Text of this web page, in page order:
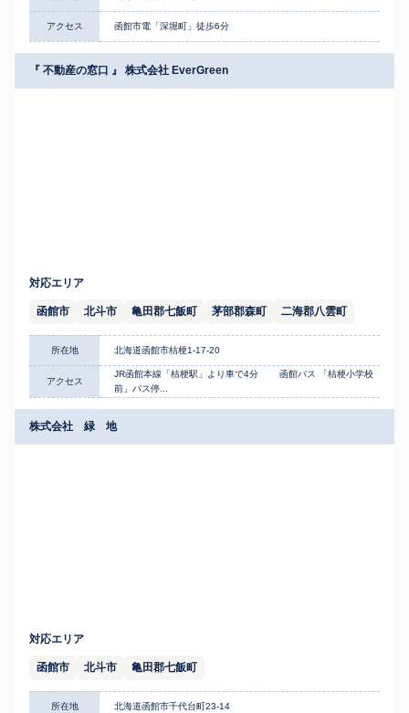
アクセス 函館市電「深堀町」徒歩6分
『 不動産の窓口 』 株式会社 EverGreen
対応エリア
函館市 北斗市 亀田郡七飯町 茅部郡森町 二海郡八雲町
所在地 北海道函館市桔梗1-17-20
アクセス
JR函館本線「桔梗駅」より車で4分 函館バス 「桔梗小学校
前」バス停...
株式会社 緑 地
対応エリア
函館市 北斗市 亀田郡七飯町
所在地 北海道函館市千代台町23-14